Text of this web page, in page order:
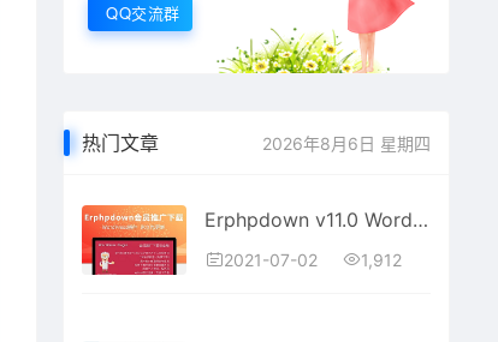
QQ交流群
热门文章 2026年8月6日 星期四
Erphpdown v11.0 WordPress资源付费下载插件官方原包免费更新
2021-07-02 1,912